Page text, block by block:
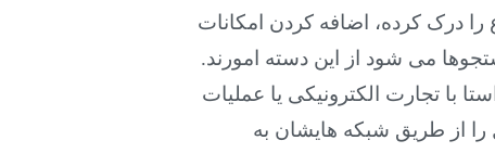
درک کرده، اضافه کردن امکانات
می شود از این دسته امورند.
با تجارت الکترونیکی یا عملیات
از طریق شبکه هایشان به